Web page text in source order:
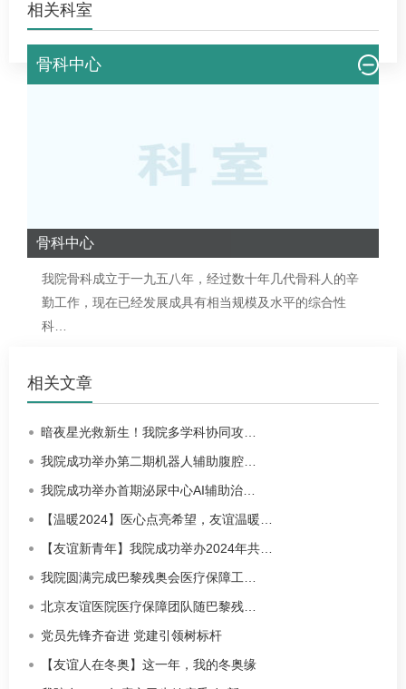
相关科室
骨科中心
骨科中心
我院骨科成立于一九五八年，经过数十年几代骨科人的辛
勤工作，现在已经发展成具有相当规模及水平的综合性
科…
相关文章
暗夜星光救新生！我院多学科协同攻…
我院成功举办第二期机器人辅助腹腔…
我院成功举办首期泌尿中心AI辅助治…
【温暖2024】医心点亮希望，友谊温暖…
【友谊新青年】我院成功举办2024年共…
我院圆满完成巴黎残奥会医疗保障工…
北京友谊医院医疗保障团队随巴黎残…
党员先锋齐奋进 党建引领树标杆
【友谊人在冬奥】这一年，我的冬奥缘